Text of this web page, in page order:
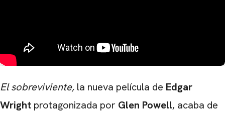
El sobreviviente, la nueva película de Edgar
Wright protagonizada por Glen Powell, acaba de